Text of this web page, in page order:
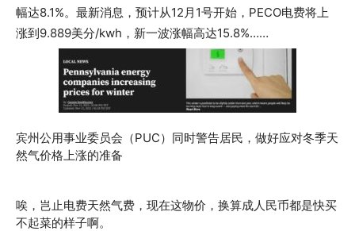
幅达8.1%。最新消息，预计从12月1号开始，PECO电费将上
涨到9.889美分/kwh，新一波涨幅高达15.8%……
宾州公用事业委员会（PUC）同时警告居民，做好应对冬季天
然气价格上涨的准备
唉，岂止电费天然气费，现在这物价，换算成人民币都是快买
不起菜的样子啊。